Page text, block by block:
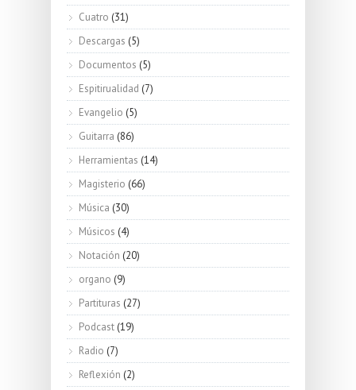
Cuatro (31)
Descargas (5)
Documentos (5)
Espitirualidad (7)
Evangelio (5)
Guitarra (86)
Herramientas (14)
Magisterio (66)
Música (30)
Músicos (4)
Notación (20)
organo (9)
Partituras (27)
Podcast (19)
Radio (7)
Reflexión (2)